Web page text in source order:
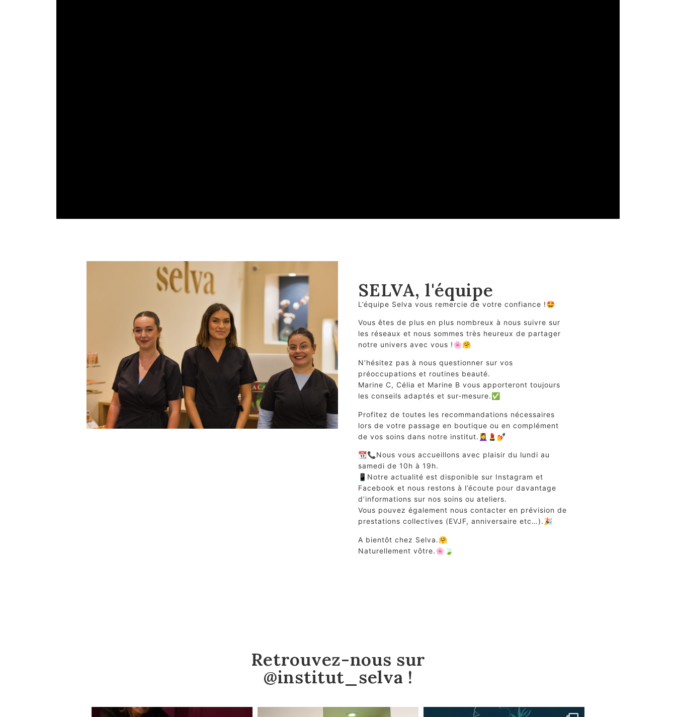
SELVA, l'équipe
L’équipe Selva vous remercie de votre confiance !🤩
Vous êtes de plus en plus nombreux à nous suivre sur
les réseaux et nous sommes très heureux de partager
notre univers avec vous !🌸🤗
N’hésitez pas à nous questionner sur vos
préoccupations et routines beauté.
Marine C, Célia et Marine B vous apporteront toujours
les conseils adaptés et sur-mesure.✅
Profitez de toutes les recommandations nécessaires
lors de votre passage en boutique ou en complément
de vos soins dans notre institut.💆‍♀️💄💅
📆📞Nous vous accueillons avec plaisir du lundi au
samedi de 10h à 19h.
📱Notre actualité est disponible sur Instagram et
Facebook et nous restons à l’écoute pour davantage
d’informations sur nos soins ou ateliers.
Vous pouvez également nous contacter en prévision de
prestations collectives (EVJF, anniversaire etc…).🎉
A bientôt chez Selva.🤗
Naturellement vôtre.🌸🍃
Retrouvez-nous sur
@institut_selva !